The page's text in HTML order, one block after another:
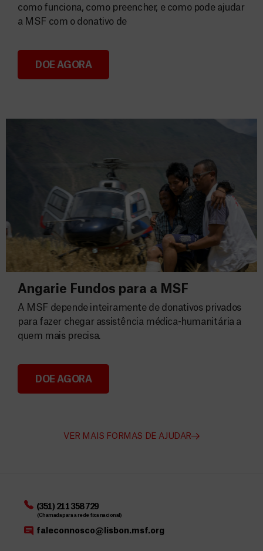
Consignação do IRS 2026
como funciona, como preencher, e como pode ajudar
a MSF com o donativo de
DOE AGORA
Angarie Fundos para a MSF
Angarie Fundos para a MSF
A MSF depende inteiramente de donativos privados
para fazer chegar assistência médica-humanitária a
quem mais precisa.
DOE AGORA
VER MAIS FORMAS DE AJUDAR
(351) 211 358 729
(Chamada para a rede fixa nacional)
faleconnosco@lisbon.msf.org